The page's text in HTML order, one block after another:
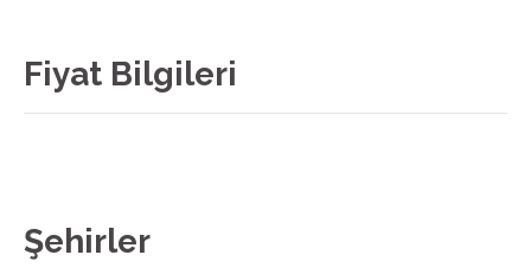
Fiyat Bilgileri
Şehirler